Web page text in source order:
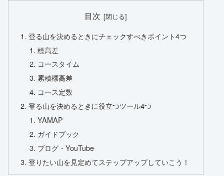
目次
登る山を決めるときにチェックすべきポイント4つ
標高差
コースタイム
累積標高差
コース定数
登る山を決めるときに役立つツール4つ
YAMAP
ガイドブック
ブログ・YouTube
登りたい山を見定めてステップアップしていこう！